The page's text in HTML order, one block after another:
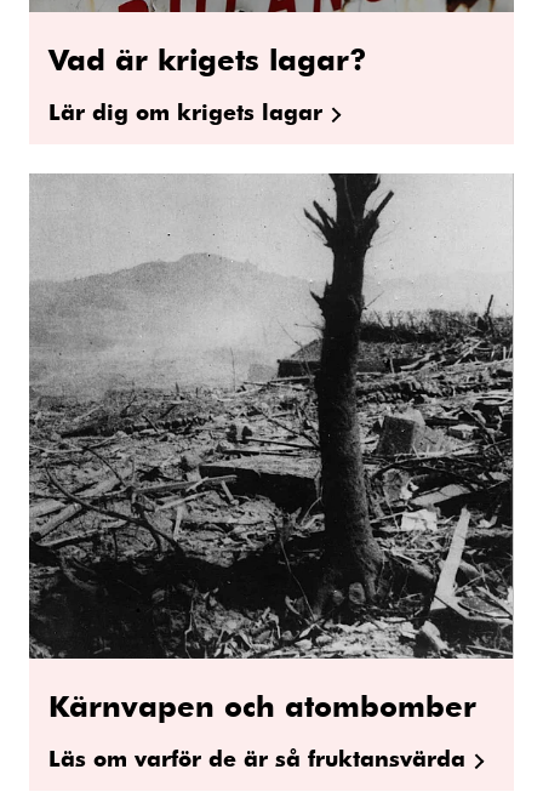
Vad är krigets lagar?
Lär dig om krigets lagar
Kärnvapen och atombomber
Läs om varför de är så fruktansvärda